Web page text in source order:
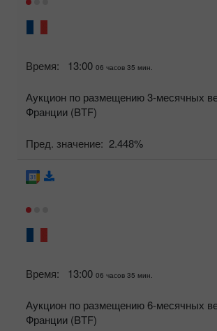
Время: 13:00 06 часов 35 мин.
Аукцион по размещению 3-месячных
Франции (BTF)
Пред. значение: 2.448%
Время: 13:00 06 часов 35 мин.
Аукцион по размещению 6-месячных
Франции (BTF)